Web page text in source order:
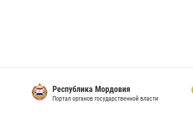
Республика Мордовия
Портал органов государственной власти